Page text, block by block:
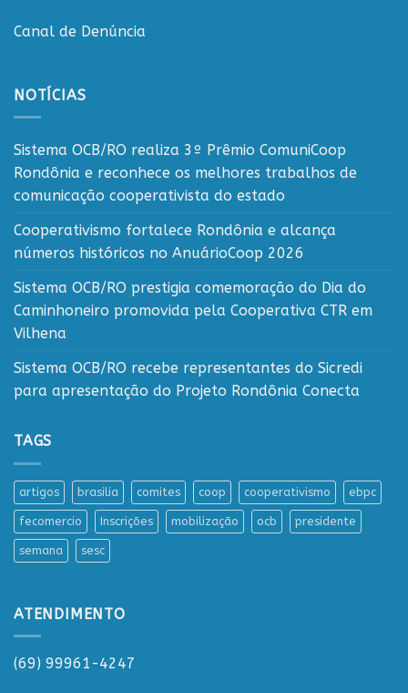
Canal de Denúncia
NOTÍCIAS
Sistema OCB/RO realiza 3º Prêmio ComuniCoop
Rondônia e reconhece os melhores trabalhos de
comunicação cooperativista do estado
Cooperativismo fortalece Rondônia e alcança
números históricos no AnuárioCoop 2026
Sistema OCB/RO prestigia comemoração do Dia do
Caminhoneiro promovida pela Cooperativa CTR em
Vilhena
Sistema OCB/RO recebe representantes do Sicredi
para apresentação do Projeto Rondônia Conecta
TAGS
artigos brasilia comites coop cooperativismo ebpc
fecomercio Inscrições mobilização ocb presidente
semana sesc
ATENDIMENTO
(69) 99961-4247